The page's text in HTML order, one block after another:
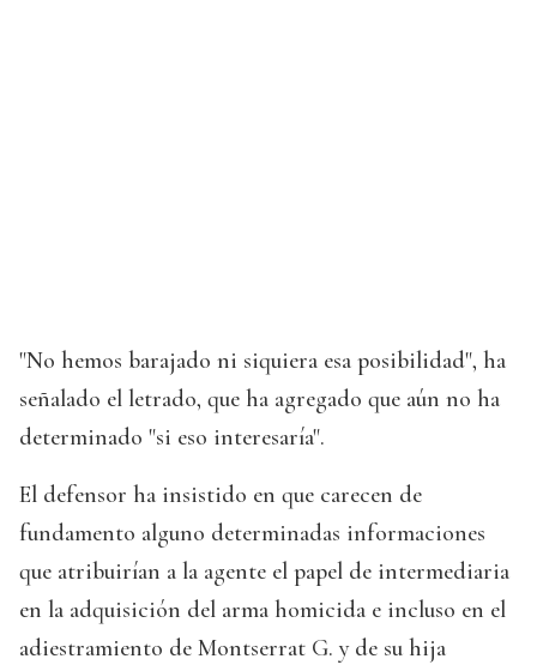
"No hemos barajado ni siquiera esa posibilidad", ha
señalado el letrado, que ha agregado que aún no ha
determinado "si eso interesaría".
El defensor ha insistido en que carecen de
fundamento alguno determinadas informaciones
que atribuirían a la agente el papel de intermediaria
en la adquisición del arma homicida e incluso en el
adiestramiento de Montserrat G. y de su hija